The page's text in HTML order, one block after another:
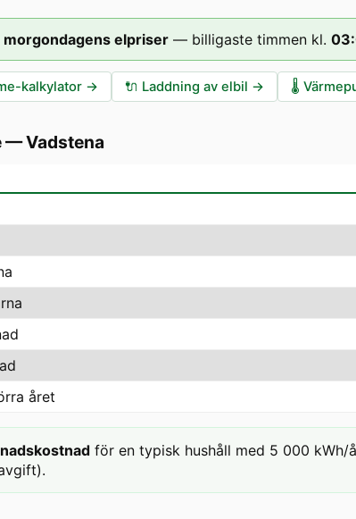
elpriser — billigaste timmen kl. 03
kalkylator → 🔌 Laddning av elbil → 🌡️
—Vadstena
året
för en typisk hushåll med 5 000